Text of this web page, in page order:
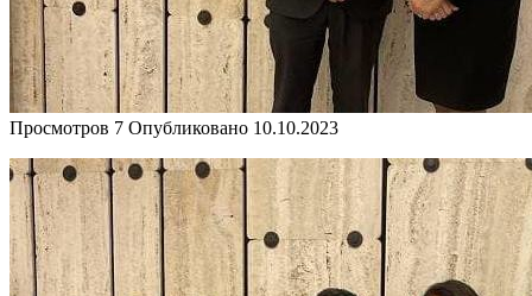
Просмотров 7 Опубликовано 10.10.2023